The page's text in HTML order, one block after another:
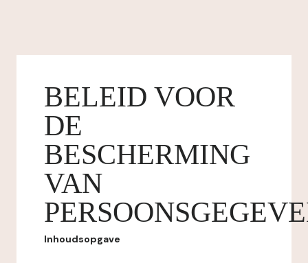
BELEID VOOR
DE
BESCHERMING
VAN
Inhoudsopgave